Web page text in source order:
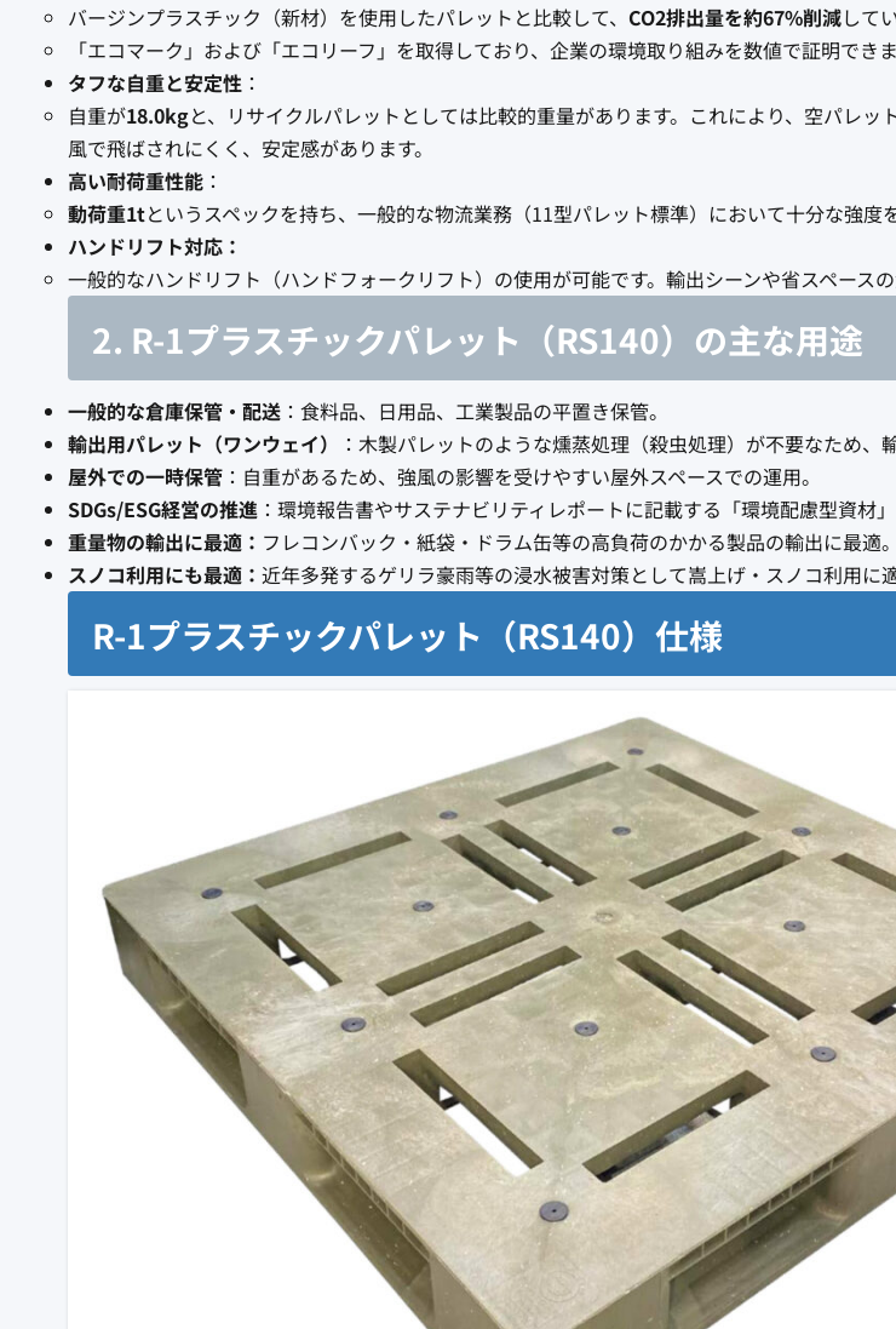
バージンプラスチック（新材）を使用したパレットと比較して、 CO2排出量を約67%削減して
「エコマーク」および「エコリーフ」を取得しており、企業の環境取り組みを数値で証明できま
タフな自重と安定性 ：
自重が18.0kgと、リサイクルパレットとしては比較的重量があります。これにより、空パレッ
風で飛ばされにくく、安定感があります。
高い耐荷重性能 ：
動荷重1tというスペックを持ち、一般的な物流業務（11型パレット標準）において十分な強度
ハンドリフト対応：
一般的なハンドリフト（ハンドフォークリフト）の使用が可能です。輸出シーンや省スペースの
2. R-1プラスチックパレット（RS140）の主な用途
一般的な倉庫保管・配送 ：食料品、日用品、工業製品の平置き保管。
輸出用パレット（ワンウェイ）
：木製パレットのような燻蒸処理（殺虫処理）が不要なため、
屋外での一時保管 ：自重があるため、強風の影響を受けやすい屋外スペースでの運用。
SDGs/ESG経営の推進 ：環境報告書やサステナビリティレポートに記載する「環境配慮型資材」
重量物の輸出に最適： フレコンバック・紙袋・ドラム缶等の高負荷のかかる製品の輸出に最適。
スノコ利用にも最適： 近年多発するゲリラ豪雨等の浸水被害対策として嵩上げ・スノコ利用に適
R-1プラスチックパレット（RS140）仕様